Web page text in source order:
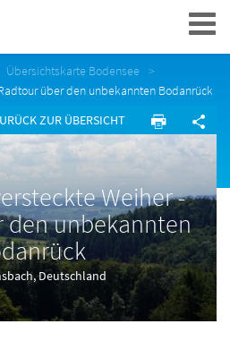
Navigation
Übersichtskarte Bodensee
über den unbekannten Bodanrück
ZUR ÜBERSICHT
Weiher -
den unbekannten
Deutschland